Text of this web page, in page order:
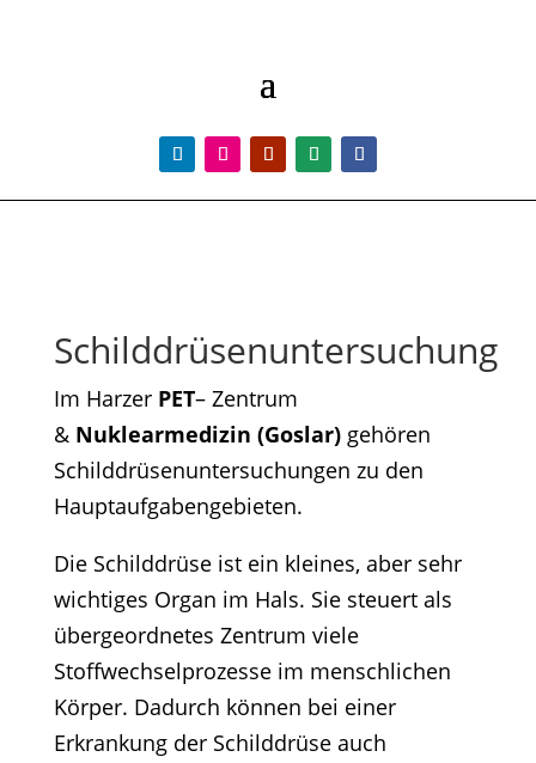
Schilddrüsenuntersuchung
Im Harzer PET– Zentrum
& Nuklearmedizin (Goslar) gehören
Schilddrüsenuntersuchungen zu den
Hauptaufgabengebieten.
Die Schilddrüse ist ein kleines, aber sehr
wichtiges Organ im Hals. Sie steuert als
übergeordnetes Zentrum viele
Stoffwechselprozesse im menschlichen
Körper. Dadurch können bei einer
Erkrankung der Schilddrüse auch